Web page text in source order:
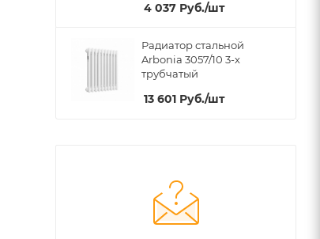
4 037 Руб./шт
Радиатор стальной
Arbonia 3057/10 3-х
трубчатый
13 601 Руб./шт